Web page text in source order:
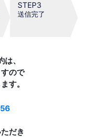
3
送信完了
、
ので
す。
だき